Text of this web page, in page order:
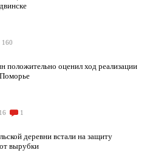
160
положительно оценил ход реализации
1
деревни встали на защиту
вырубки